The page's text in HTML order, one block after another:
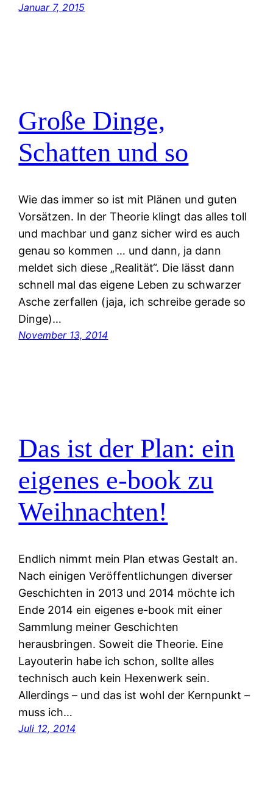
Januar 7, 2015
Große Dinge,
Schatten und so
Wie das immer so ist mit Plänen und guten
Vorsätzen. In der Theorie klingt das alles toll
und machbar und ganz sicher wird es auch
genau so kommen … und dann, ja dann
meldet sich diese „Realität“. Die lässt dann
schnell mal das eigene Leben zu schwarzer
Asche zerfallen (jaja, ich schreibe gerade so
Dinge)…
November 13, 2014
Das ist der Plan: ein
eigenes e-book zu
Weihnachten!
Endlich nimmt mein Plan etwas Gestalt an.
Nach einigen Veröffentlichungen diverser
Geschichten in 2013 und 2014 möchte ich
Ende 2014 ein eigenes e-book mit einer
Sammlung meiner Geschichten
herausbringen. Soweit die Theorie. Eine
Layouterin habe ich schon, sollte alles
technisch auch kein Hexenwerk sein.
Allerdings – und das ist wohl der Kernpunkt –
muss ich…
Juli 12, 2014